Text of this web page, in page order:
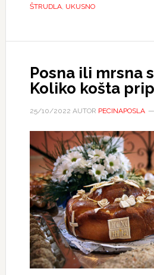
ŠTRUDLA, UKUSNO
Posna ili mrsna
Koliko košta
25/10/2022 AUTOR PECINAPOSLA